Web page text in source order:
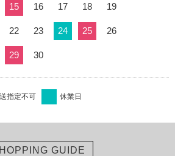
15 16 17 18 19
22 23 24 25 26
29 30
指定不可 休業日
GUIDE